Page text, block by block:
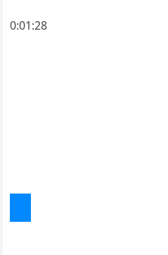
0:01:28